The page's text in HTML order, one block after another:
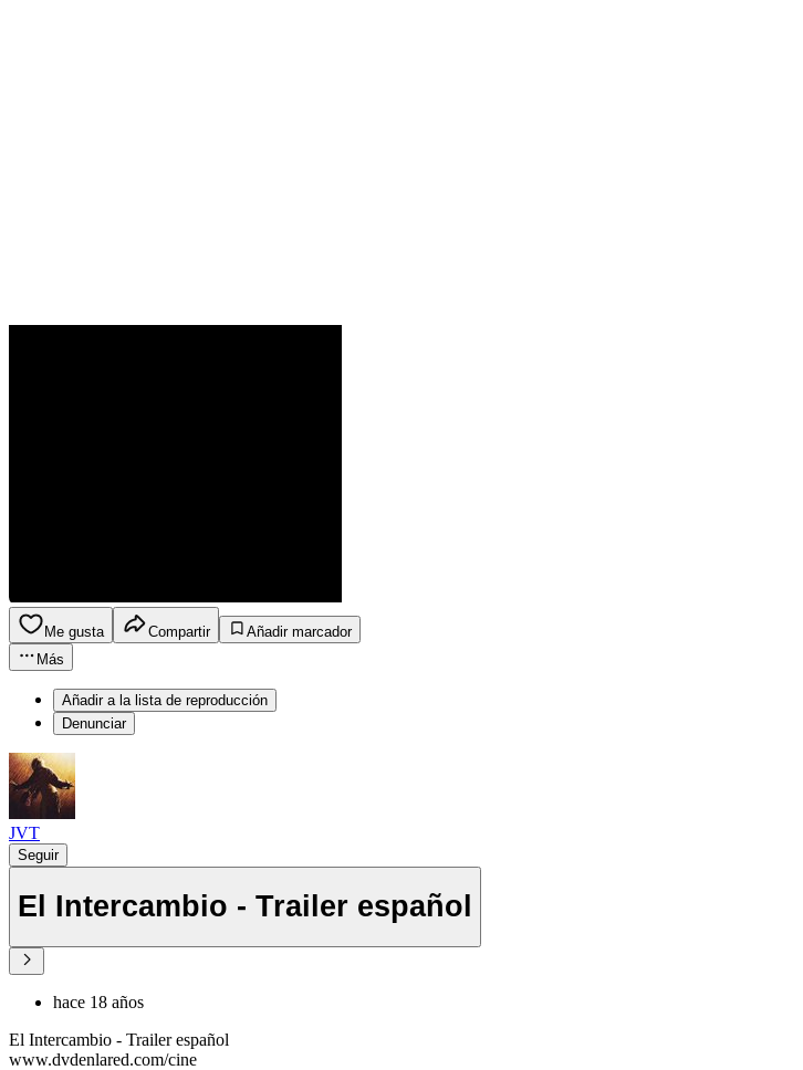
Me gusta Compartir
Añadir marcador
Más
Añadir a la lista de reproducción
Denunciar
JVT
Seguir
El Intercambio - Trailer español
hace 18 años
El Intercambio - Trailer español
www.dvdenlared.com/cine